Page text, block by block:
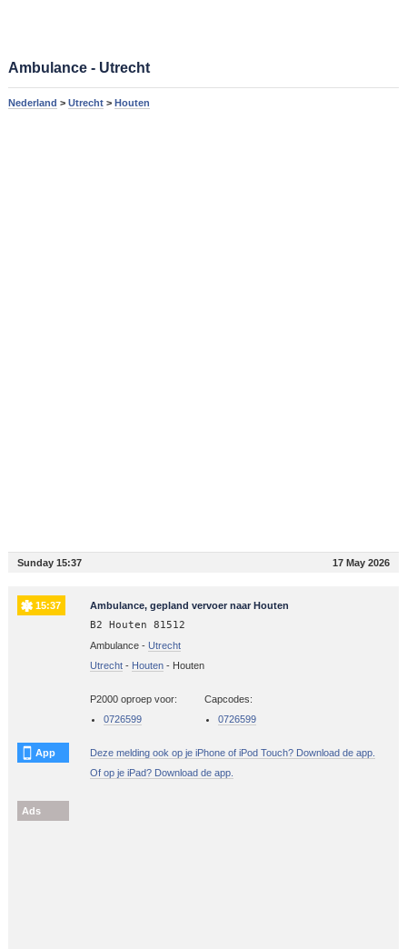
Ambulance - Utrecht
Nederland > Utrecht> Houten
Sunday 15:37 17 May 2026
15:37 Ambulance, gepland vervoer naar Houten
B2 Houten 81512
Ambulance - Utrecht
Utrecht- Houten- Houten
P2000 oproep voor:
0726599
Capcodes:
0726599
App
Deze melding ook op je iPhone of iPod Touch? Download de app.
Of op je iPad? Download de app.
Ads